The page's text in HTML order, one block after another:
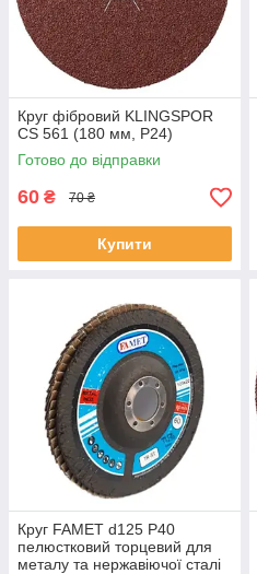
Круг фібровий KLINGSPOR
CS 561 (180 мм, P24)
Готово до відправки
60 ₴ 70 ₴
Купити
Круг FAMET d125 Р40
пелюстковий торцевий для
металу та нержавіючої сталі